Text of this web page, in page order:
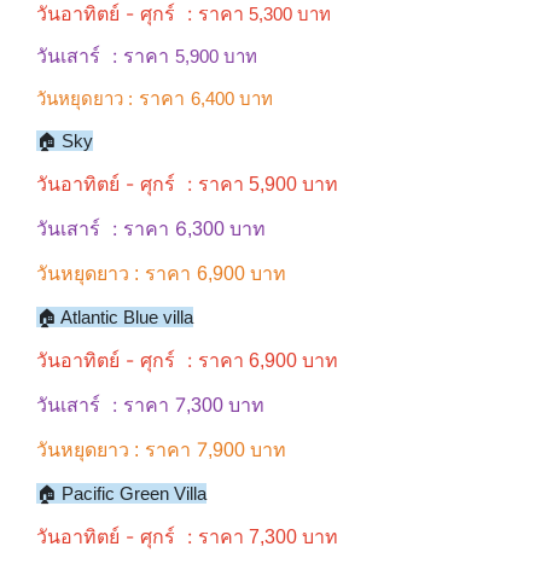
วันอาทิตย์ - ศุกร์ : ราคา 5,300 บาท
วันเสาร์ : ราคา 5,900 บาท
วันหยุดยาว : ราคา 6,400 บาท
🏠 Sky
วันอาทิตย์ - ศุกร์ : ราคา 5,900 บาท
วันเสาร์ : ราคา 6,300 บาท
วันหยุดยาว : ราคา 6,900 บาท
🏠 Atlantic Blue villa
วันอาทิตย์ - ศุกร์ : ราคา 6,900 บาท
วันเสาร์ : ราคา 7,300 บาท
วันหยุดยาว : ราคา 7,900 บาท
🏠 Pacific Green Villa
วันอาทิตย์ - ศุกร์ : ราคา 7,300 บาท